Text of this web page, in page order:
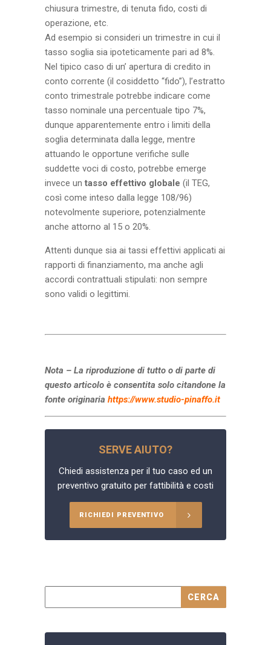
chiusura trimestre, di tenuta fido, costi di
operazione, etc.
Ad esempio si consideri un trimestre in cui il
tasso soglia sia ipoteticamente pari ad 8%.
Nel tipico caso di un’ apertura di credito in
conto corrente (il cosiddetto “fido”), l’estratto
conto trimestrale potrebbe indicare come
tasso nominale una percentuale tipo 7%,
dunque apparentemente entro i limiti della
soglia determinata dalla legge, mentre
attuando le opportune verifiche sulle
suddette voci di costo, potrebbe emerge
invece un tasso effettivo globale (il TEG,
così come inteso dalla legge 108/96)
notevolmente superiore, potenzialmente
anche attorno al 15 o 20%.
Attenti dunque sia ai tassi effettivi applicati ai
rapporti di finanziamento, ma anche agli
accordi contrattuali stipulati: non sempre
sono validi o legittimi.
Nota – La riproduzione di tutto o di parte di
questo articolo è consentita solo citandone la
fonte originaria https://www.studio-pinaffo.it
SERVE AIUTO?
Chiedi assistenza per il tuo caso ed un
preventivo gratuito per fattibilità e costi
RICHIEDI PREVENTIVO